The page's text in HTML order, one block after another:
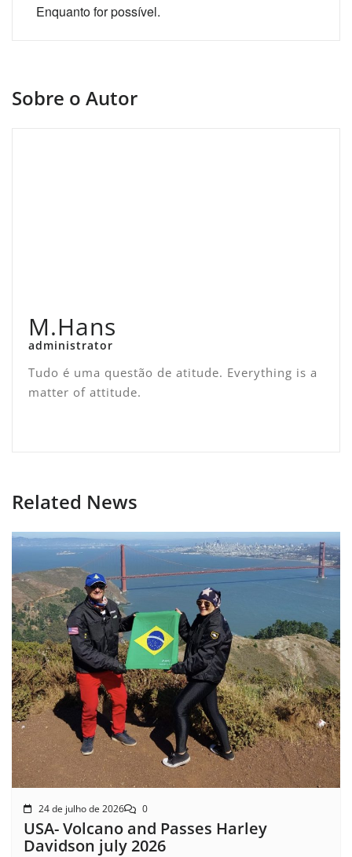
Enquanto for possível.
Sobre o Autor
M.Hans
administrator
Tudo é uma questão de atitude. Everything is a
matter of attitude.
Related News
24 de julho de 2026 0
USA- Volcano and Passes Harley
Davidson july 2026